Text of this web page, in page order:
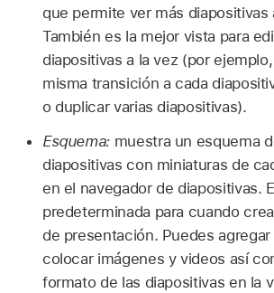
que permite ver más diapositivas
También es la mejor vista para
diapositivas a la vez (por
misma transición a cada
o duplicar varias diapositivas).
Esquema: muestra un esquema
diapositivas con miniaturas de
en el navegador de diapositivas.
predeterminada para cuando
de presentación. Puedes
colocar imágenes y videos así
formato de las diapositivas en la